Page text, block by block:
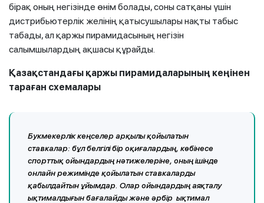
бірақ оның негізінде өнім болады, соны сатқаны үшін
дистрибьютерлік желінің қатысушылары нақты табыс
табады, ал қаржы пирамидасының негізін
салымшылардың ақшасы құрайды.
Қазақстандағы қаржы пирамидаларының кеңінен
тараған схемалары
Букмекерлік кеңселер арқылы қойылатын
ставкалар: бұл белгілі бір оқиғалардың, көбінесе
спорттық ойындардың нәтижелеріне, оның ішінде
онлайн режимінде қойылатын ставкаларды
қабылдайтын ұйымдар. Олар ойындардың аяқталу
ықтималдығын бағалайды және әрбір ықтимал